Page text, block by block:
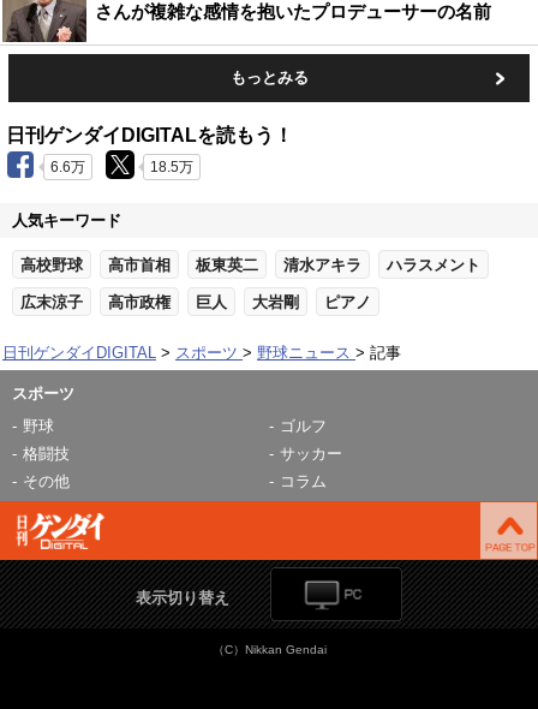
さんが複雑な感情を抱いたプロデューサーの名前
もっとみる
日刊ゲンダイDIGITALを読もう！
6.6万 18.5万
人気キーワード
高校野球 高市首相 板東英二 清水アキラ ハラスメント
広末涼子 高市政権 巨人 大岩剛 ピアノ
日刊ゲンダイDIGITAL スポーツ 野球ニュース 記事
スポーツ
野球
ゴルフ
格闘技
サッカー
その他
コラム
表示切り替え
（C）Nikkan Gendai